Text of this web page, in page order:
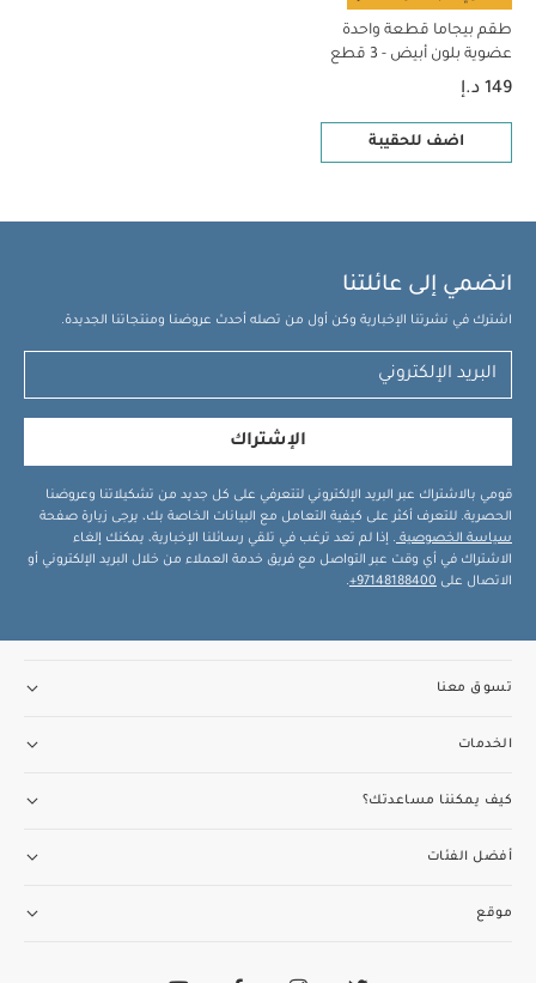
طقم بيجاما قطعة واحدة
عضوية بلون أبيض - 3 قطع
149 د.إ
اضف للحقيبة
انضمي إلى عائلتنا
اشترك في نشرتنا الإخبارية وكن أول من تصله أحدث عروضنا ومنتجاتنا الجديدة.
الإشتراك
قومي بالاشتراك عبر البريد الإلكتروني لتتعرفي على كل جديد من تشكيلاتنا وعروضنا
الحصرية. للتعرف أكثر على كيفية التعامل مع البيانات الخاصة بك، يرجى زيارة صفحة
سياسة الخصوصية . إذا لم تعد ترغب في تلقي رسائلنا الإخبارية، يمكنك إلغاء
الاشتراك في أي وقت عبر التواصل مع فريق خدمة العملاء من خلال البريد الإلكتروني أو
الاتصال على 97148188400+
.
تسوق معنا
الخدمات
كيف يمكننا مساعدتك؟
أفضل الفئات
موقع